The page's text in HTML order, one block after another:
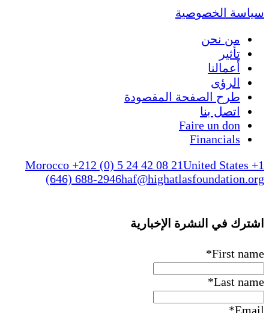
سياسة الخصوصية
من نحن
تأثير
أعمالنا
الرؤى
طرح الصفحة المقصودة
اتصل بنا
Faire un don
Financials
Morocco +212 (0) 5 24 42 08 21United States +1
(646) 688-2946haf@highatlasfoundation.org
اشترك في النشرة الإخبارية
First name
*
Last name
*
Email
*